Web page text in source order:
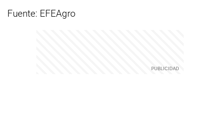
Fuente: EFEAgro